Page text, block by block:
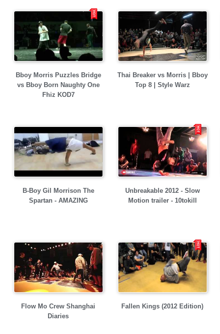
Bboy Morris Puzzles Bridge
vs Bboy Born Naughty One
Fhiz KOD7
Thai Breaker vs Morris | Bboy
Top 8 | Style Warz
B-Boy Gil Morrison The
Spartan - AMAZING
Unbreakable 2012 - Slow
Motion trailer - 10tokill
Flow Mo Crew Shanghai
Diaries
Fallen Kings (2012 Edition)